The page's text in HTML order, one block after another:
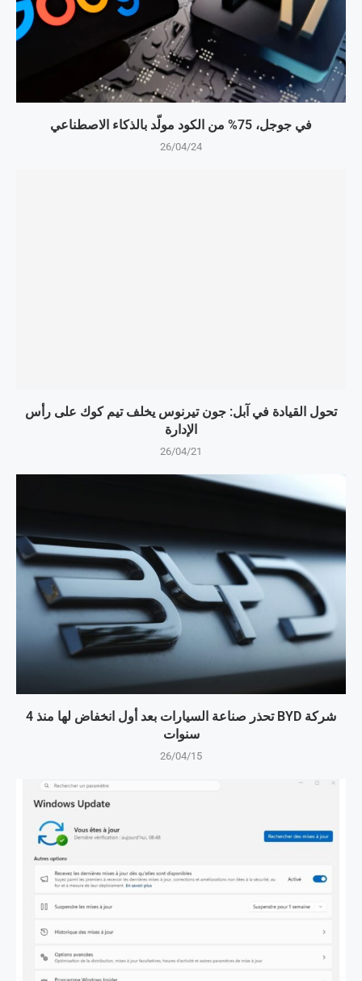
في جوجل، 75% من الكود مولّد بالذكاء الاصطناعي
26/04/24
تحول القيادة في آبل: جون تيرنوس يخلف تيم كوك على رأس
الإدارة
26/04/21
شركة BYD تحذر صناعة السيارات بعد أول انخفاض لها منذ 4
سنوات
26/04/15